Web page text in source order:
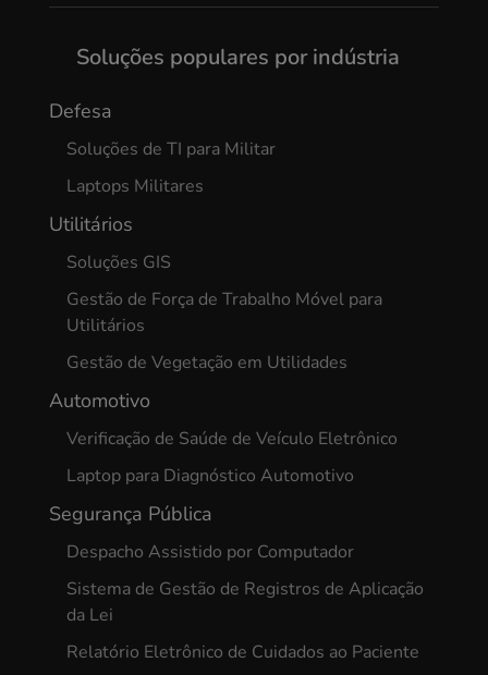
Soluções populares por indústria
Defesa
Soluções de TI para Militar
Laptops Militares
Utilitários
Soluções GIS
Gestão de Força de Trabalho Móvel para
Utilitários
Gestão de Vegetação em Utilidades
Automotivo
Verificação de Saúde de Veículo Eletrônico
Laptop para Diagnóstico Automotivo
Segurança Pública
Despacho Assistido por Computador
Sistema de Gestão de Registros de Aplicação
da Lei
Relatório Eletrônico de Cuidados ao Paciente